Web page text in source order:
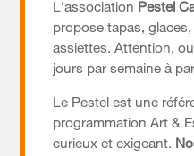
L’association Pestel
propose tapas,
assiettes. Attention,
jours par semaine à
Le Pestel est une
programmation Art &
curieux et exigeant.